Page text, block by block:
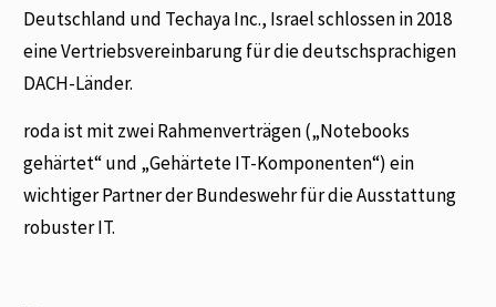
Deutschland und Techaya Inc., Israel schlossen in 2018
eine Vertriebsvereinbarung für die deutschsprachigen
DACH-Länder.
roda ist mit zwei Rahmenverträgen („Notebooks
gehärtet“ und „Gehärtete IT-Komponenten“) ein
wichtiger Partner der Bundeswehr für die Ausstattung
robuster IT.